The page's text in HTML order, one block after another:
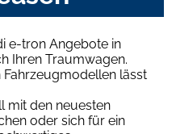
e-tron Angebote in
Ihren Traumwagen.
lässt
mit den neuesten
oder sich für ein